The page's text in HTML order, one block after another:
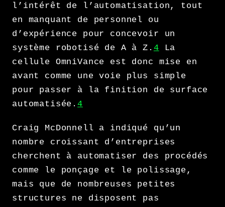
l’intérêt de l’automatisation, tout
en manquant de personnel ou
d’expérience pour concevoir un
système robotisé de A à Z. 4 La
cellule OmniVance est donc mise en
avant comme une voie plus simple
pour passer à la finition de surface
automatisée.4
Craig McDonnell a indiqué qu’un
nombre croissant d’entreprises
cherchent à automatiser des procédés
comme le ponçage et le polissage,
mais que de nombreuses petites
structures ne disposent pas